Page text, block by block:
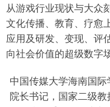
从游戏行业现状与大众
文化传播、教育、疗愈
应用及研发、变现、评
向社会价值的超级数字
中国传媒大学海南国
院长书记，国家二级